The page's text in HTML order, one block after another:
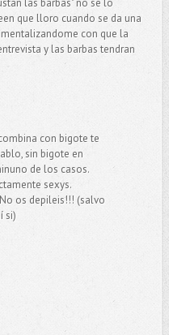
las barbas" no se lo
que lloro cuando se da una
con que la
y las barbas tendran
con bigote te
sin bigote en
de los casos.
sexys.
os depileis!!! (salvo
si)